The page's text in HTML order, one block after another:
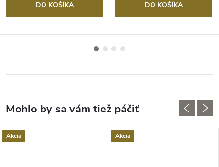
DO KOŠÍKA DO KOŠÍKA
Akcia Akcia